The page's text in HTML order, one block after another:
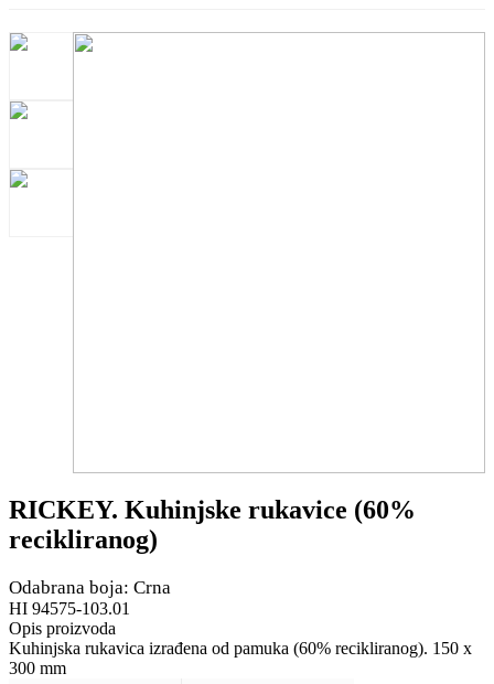
RICKEY. Kuhinjske rukavice (60%
recikliranog)
Odabrana boja: Crna
HI 94575-103.01
Opis proizvoda
Kuhinjska rukavica izrađena od pamuka (60% recikliranog). 150 x
300 mm